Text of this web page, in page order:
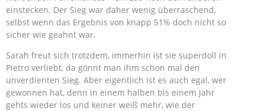
einstecken. Der Sieg war daher wenig überraschend,
selbst wenn das Ergebnis von knapp 51% doch nicht so
sicher wie geahnt war.
Sarah freut sich trotzdem, immerhin ist sie superdoll in
Pietro verliebt, da gönnt man ihm schon mal den
unverdienten Sieg. Aber eigentlich ist es auch egal, wer
gewonnen hat, denn in einem halben bis einem Jahr
gehts wieder los und keiner weiß mehr, wie der